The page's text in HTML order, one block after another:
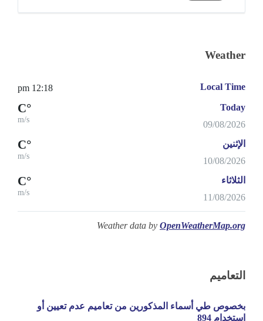
Weather
Local Time
12:18 pm
Today
09/08/2026
°C
m/s
الإثنين
10/08/2026
°C
m/s
الثلاثاء
11/08/2026
°C
m/s
Weather data by OpenWeatherMap.org
التعاميم
بخصوص طي أسماء المذكورين من تعاميم عدم تعيين أو
استخدام 894